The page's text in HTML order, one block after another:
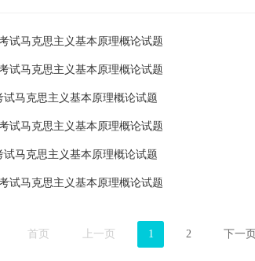
试马克思主义基本原理概论试题
试马克思主义基本原理概论试题
马克思主义基本原理概论试题
试马克思主义基本原理概论试题
马克思主义基本原理概论试题
试马克思主义基本原理概论试题
首页 上一页 1 2 下一页